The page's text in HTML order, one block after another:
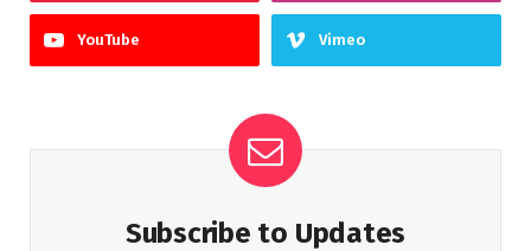
YouTube Vimeo
Subscribe to Updates